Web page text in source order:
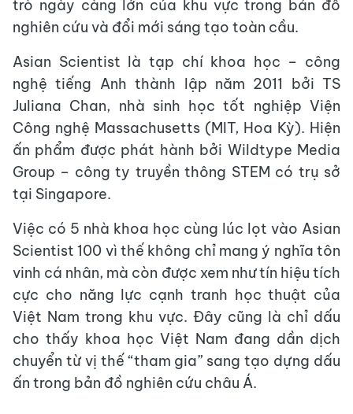
trò ngày càng lớn của khu vực trong bản đồ
nghiên cứu và đổi mới sáng tạo toàn cầu.
Asian Scientist là tạp chí khoa học – công
nghệ tiếng Anh thành lập năm 2011 bởi TS
Juliana Chan, nhà sinh học tốt nghiệp Viện
Công nghệ Massachusetts (MIT, Hoa Kỳ). Hiện
ấn phẩm được phát hành bởi Wildtype Media
Group – công ty truyền thông STEM có trụ sở
tại Singapore.
Việc có 5 nhà khoa học cùng lúc lọt vào Asian
Scientist 100 vì thế không chỉ mang ý nghĩa tôn
vinh cá nhân, mà còn được xem như tín hiệu tích
cực cho năng lực cạnh tranh học thuật của
Việt Nam trong khu vực. Đây cũng là chỉ dấu
cho thấy khoa học Việt Nam đang dần dịch
chuyển từ vị thế “tham gia” sang tạo dựng dấu
ấn trong bản đồ nghiên cứu châu Á.